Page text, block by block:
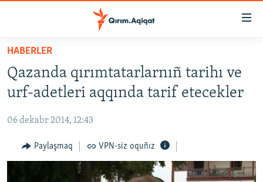
Esas
qaytmaq
Baş
qaytmaq
qaytmaq
HABERLER
SİYASET
CEMİYET
MEDENİYET
HABERLER
Qazanda qırımtatarlarnıñ tarihı ve
urf-adetleri aqqında tarif etecekler
06 dekabr 2014, 12:43
Paylaşmaq VPN-siz oquñız